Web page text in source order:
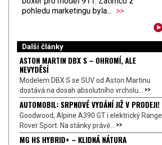
pohledu marketingu byla... >>
Další články
ASTON MARTIN DBX S – OHROMÍ, ALE
NEVYDĚSÍ
Modelem DBX S se SUV od Aston Martinu
dostává na dosah absolutního vrcholu... >>
AUTOMOBIL: SRPNOVÉ VYDÁNÍ JIŽ V PRODEJI!
Goodwood, Alpine A390 GT i elektrický Range
Rover Sport. Na stánky právě... >>
MG HS HYBRID+ – KLIDNÁ NÁTURA